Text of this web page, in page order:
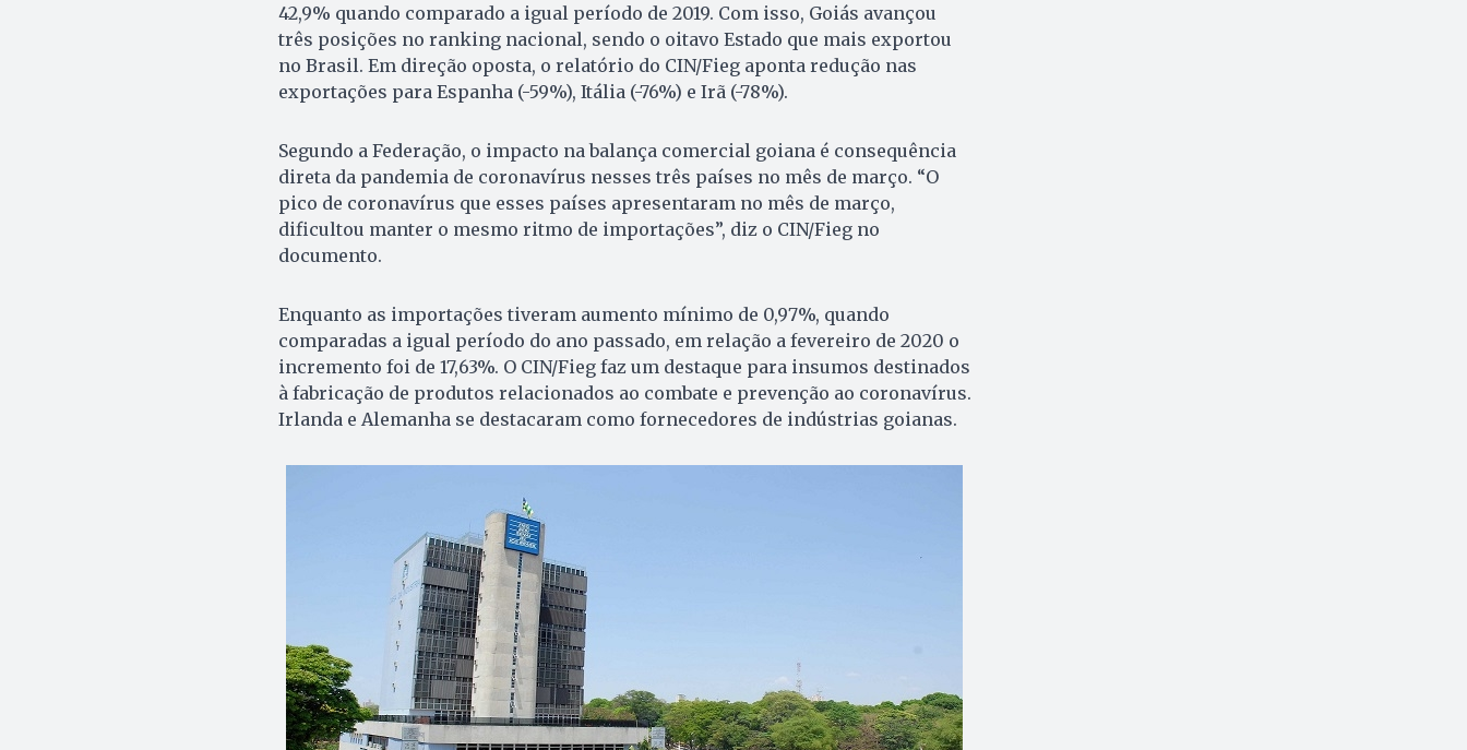
42,9% quando comparado a igual período de 2019. Com isso, Goiás avançou
três posições no ranking nacional, sendo o oitavo Estado que mais exportou
no Brasil. Em direção oposta, o relatório do CIN/Fieg aponta redução nas
exportações para Espanha (-59%), Itália (-76%) e Irã (-78%).
Segundo a Federação, o impacto na balança comercial goiana é consequência
direta da pandemia de coronavírus nesses três países no mês de março. “O
pico de coronavírus que esses países apresentaram no mês de março,
dificultou manter o mesmo ritmo de importações”, diz o CIN/Fieg no
documento.
Enquanto as importações tiveram aumento mínimo de 0,97%, quando
comparadas a igual período do ano passado, em relação a fevereiro de 2020 o
incremento foi de 17,63%. O CIN/Fieg faz um destaque para insumos destinados
à fabricação de produtos relacionados ao combate e prevenção ao coronavírus.
Irlanda e Alemanha se destacaram como fornecedores de indústrias goianas.